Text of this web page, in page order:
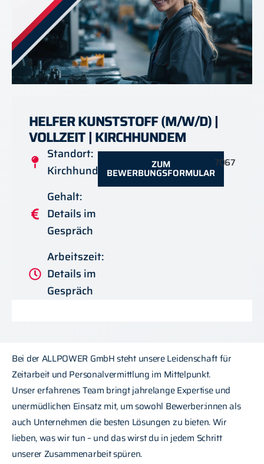
HELFER KUNSTSTOFF (M/W/D) |
VOLLZEIT | KIRCHHUNDEM
Standort:
Kirchhundem
Gehalt:
Details im
Gespräch
Arbeitszeit:
Details im
Gespräch
ZUM
BEWERBUNGSFORMULAR
7067
Bei der ALLPOWER GmbH steht unsere Leidenschaft für
Zeitarbeit und Personalvermittlung im Mittelpunkt.
Unser erfahrenes Team bringt jahrelange Expertise und
unermüdlichen Einsatz mit, um sowohl Bewerber:innen als
auch Unternehmen die besten Lösungen zu bieten. Wir
lieben, was wir tun – und das wirst du in jedem Schritt
unserer Zusammenarbeit spüren.